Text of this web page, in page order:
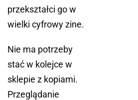
przekształci go w
wielki cyfrowy zine.
Nie ma potrzeby
stać w kolejce w
sklepie z kopiami.
Przeglądanie